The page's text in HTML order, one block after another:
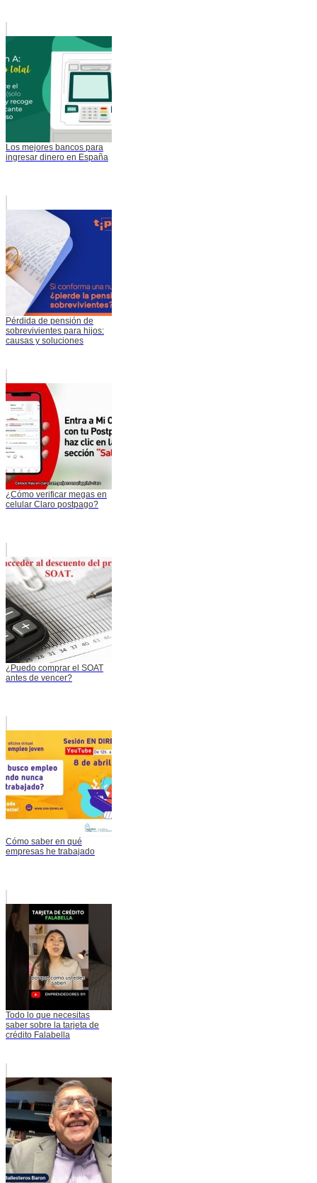
Los mejores bancos para
ingresar dinero en España
Pérdida de pensión de
sobrevivientes para hijos:
causas y soluciones
¿Cómo verificar megas en
celular Claro postpago?
¿Puedo comprar el SOAT
antes de vencer?
Cómo saber en qué
empresas he trabajado
Todo lo que necesitas
saber sobre la tarjeta de
crédito Falabella